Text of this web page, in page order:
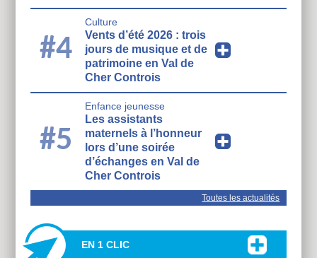
#4
Culture
Vents d’été 2026 : trois
jours de musique et de
patrimoine en Val de
Cher Controis
#5
Enfance jeunesse
Les assistants
maternels à l’honneur
lors d’une soirée
d’échanges en Val de
Cher Controis
Toutes les actualités
EN 1 CLIC